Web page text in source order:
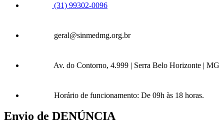
(31) 99302-0096
geral@sinmedmg.org.br
Av. do Contorno, 4.999 | Serra Belo Horizonte | MG
Horário de funcionamento: De 09h às 18 horas.
Envio de DENÚNCIA